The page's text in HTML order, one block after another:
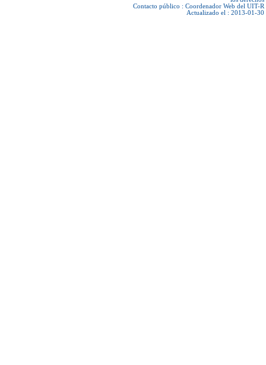
Contacto público : Coordenador Web del UIT-R
Actualizado el : 2013-01-30